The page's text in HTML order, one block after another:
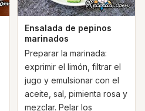
Ensalada de pepinos
marinados
Preparar la marinada:
exprimir el limón, filtrar el
jugo y emulsionar con el
aceite, sal, pimienta rosa y
mezclar. Pelar los